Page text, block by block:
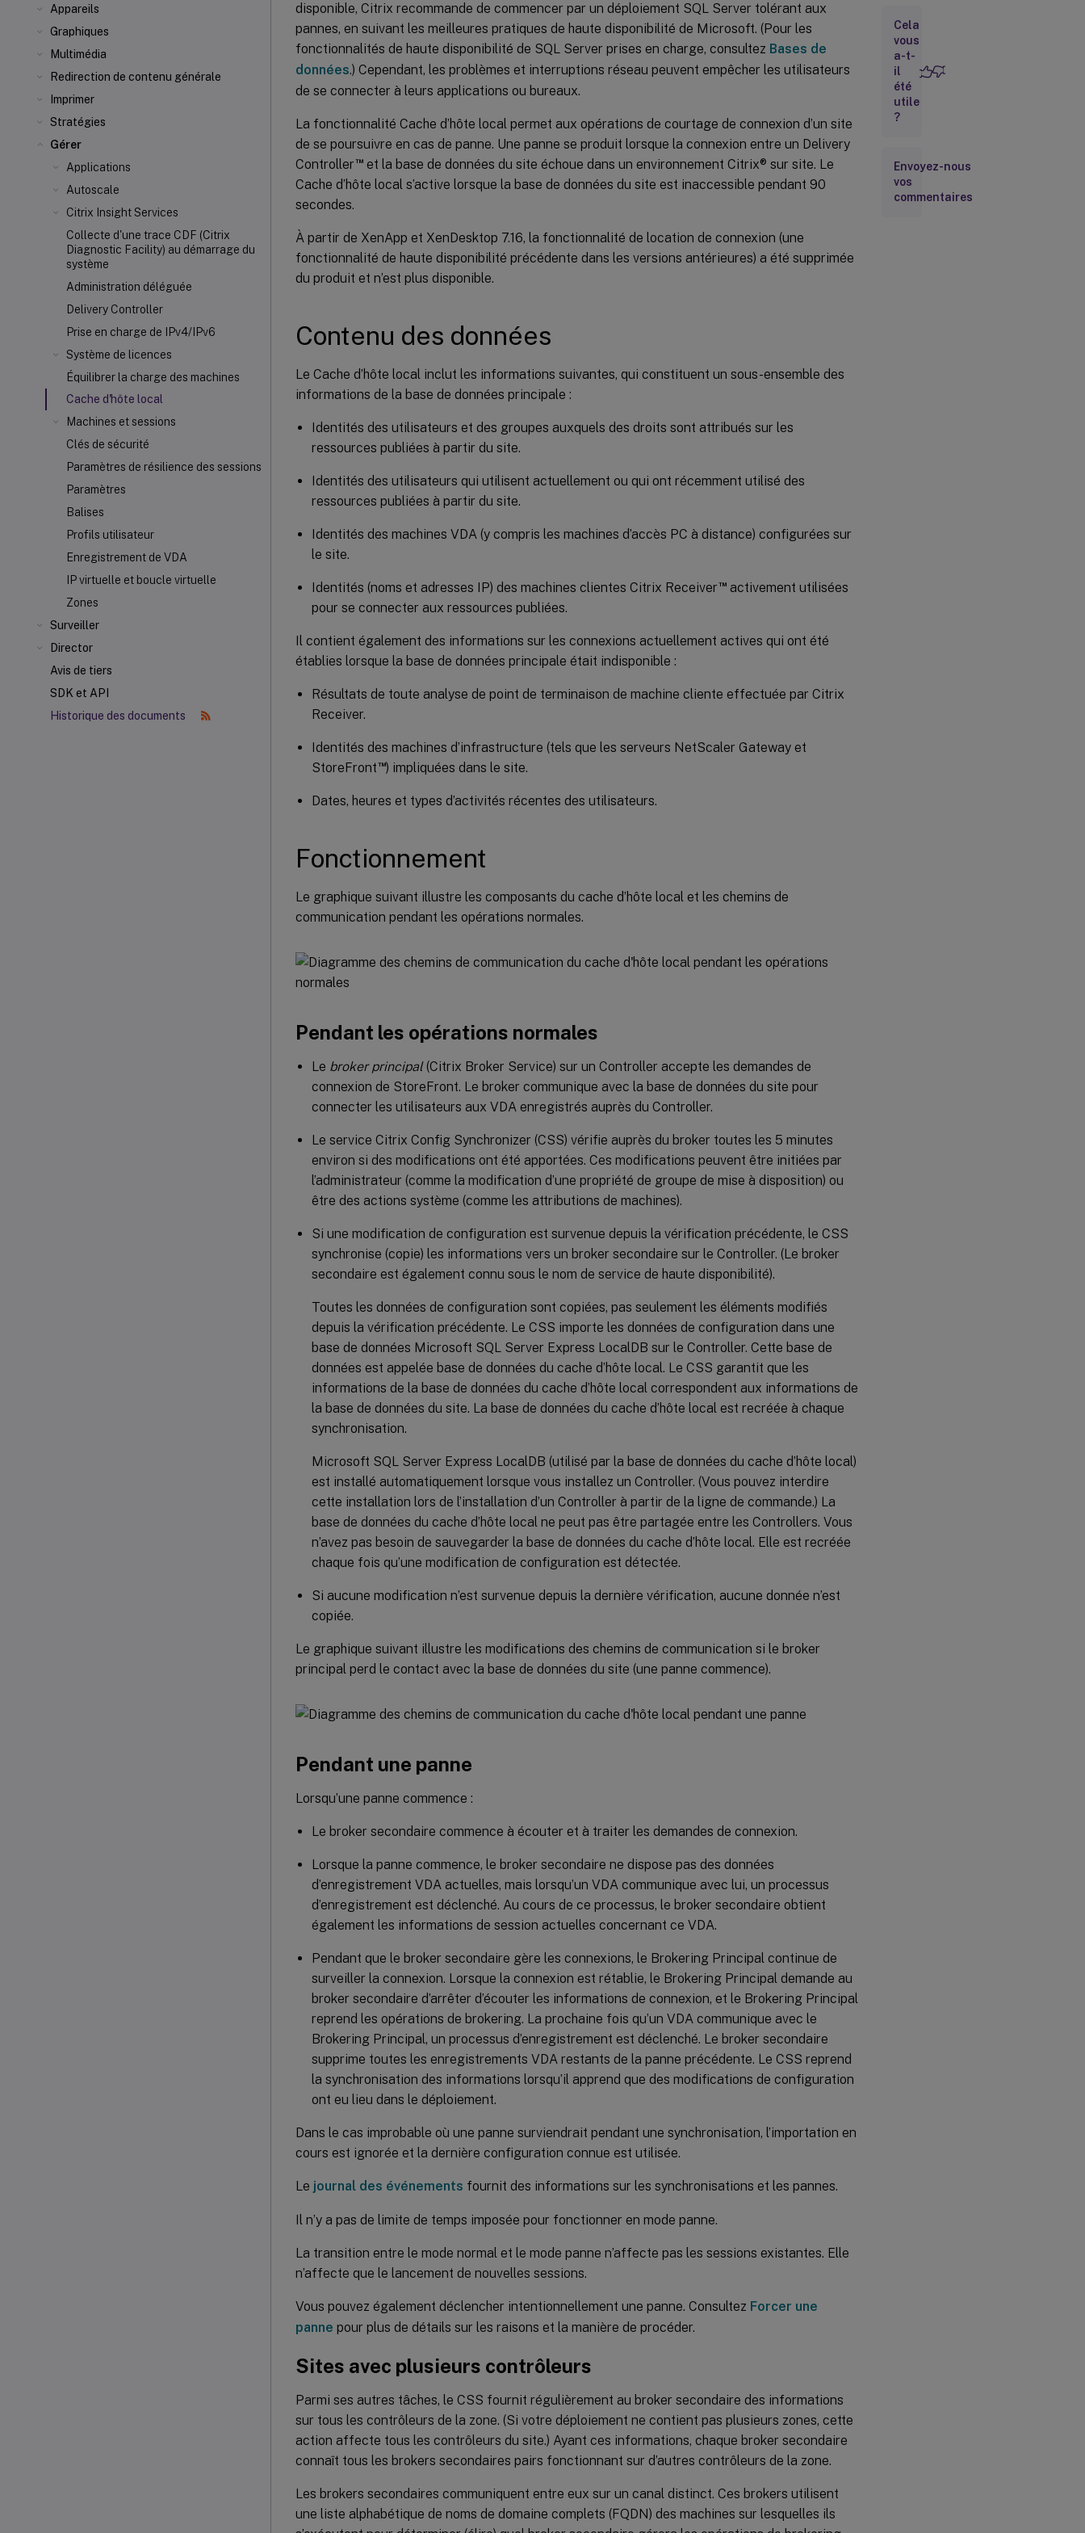
Appareils
Graphiques
Multimédia
Redirection de contenu générale
Imprimer
Stratégies
Gérer
Applications
Autoscale
Citrix Insight Services
Collecte d'une trace CDF (Citrix
Diagnostic Facility) au démarrage du
système
Administration déléguée
Delivery Controller
Prise en charge de IPv4/IPv6
Système de licences
Équilibrer la charge des machines
Cache d'hôte local
Machines et sessions
Clés de sécurité
Paramètres de résilience des sessions
Paramètres
Balises
Profils utilisateur
Enregistrement de VDA
IP virtuelle et boucle virtuelle
Zones
Surveiller
Director
Avis de tiers
SDK et API
Historique des documents
disponible, Citrix recommande de commencer par un déploiement SQL Server tolérant aux
pannes, en suivant les meilleures pratiques de haute disponibilité de Microsoft. (Pour les
fonctionnalités de haute disponibilité de SQL Server prises en charge, consultez Bases de
données.) Cependant, les problèmes et interruptions réseau peuvent empêcher les utilisateurs
de se connecter à leurs applications ou bureaux.
La fonctionnalité Cache d’hôte local permet aux opérations de courtage de connexion d’un site
de se poursuivre en cas de panne. Une panne se produit lorsque la connexion entre un Delivery
Controller™et la base de données du site échoue dans un environnement Citrix® sur site. Le
Cache d’hôte local s’active lorsque la base de données du site est inaccessible pendant 90
secondes.
À partir de XenApp et XenDesktop 7.16, la fonctionnalité de location de connexion (une
fonctionnalité de haute disponibilité précédente dans les versions antérieures) a été supprimée
du produit et n’est plus disponible.
Contenu des données
Le Cache d’hôte local inclut les informations suivantes, qui constituent un sous-ensemble des
informations de la base de données principale :
Identités des utilisateurs et des groupes auxquels des droits sont attribués sur les
ressources publiées à partir du site.
Identités des utilisateurs qui utilisent actuellement ou qui ont récemment utilisé des
ressources publiées à partir du site.
Identités des machines VDA (y compris les machines d’accès PC à distance) configurées sur
le site.
Identités (noms et adresses IP) des machines clientes Citrix Receiver™activement utilisées
pour se connecter aux ressources publiées.
Il contient également des informations sur les connexions actuellement actives qui ont été
établies lorsque la base de données principale était indisponible :
Résultats de toute analyse de point de terminaison de machine cliente effectuée par Citrix
Receiver.
Identités des machines d’infrastructure (tels que les serveurs NetScaler Gateway et
StoreFront™) impliquées dans le site.
Dates, heures et types d’activités récentes des utilisateurs.
Fonctionnement
Le graphique suivant illustre les composants du cache d’hôte local et les chemins de
communication pendant les opérations normales.
Pendant les opérations normales
Le broker principal(Citrix Broker Service) sur un Controller accepte les demandes de
connexion de StoreFront. Le broker communique avec la base de données du site pour
connecter les utilisateurs aux VDA enregistrés auprès du Controller.
Le service Citrix Config Synchronizer (CSS) vérifie auprès du broker toutes les 5 minutes
environ si des modifications ont été apportées. Ces modifications peuvent être initiées par
l’administrateur (comme la modification d’une propriété de groupe de mise à disposition) ou
être des actions système (comme les attributions de machines).
Si une modification de configuration est survenue depuis la vérification précédente, le CSS
synchronise (copie) les informations vers un broker secondaire sur le Controller. (Le broker
secondaire est également connu sous le nom de service de haute disponibilité).
Toutes les données de configuration sont copiées, pas seulement les éléments modifiés
depuis la vérification précédente. Le CSS importe les données de configuration dans une
base de données Microsoft SQL Server Express LocalDB sur le Controller. Cette base de
données est appelée base de données du cache d’hôte local. Le CSS garantit que les
informations de la base de données du cache d’hôte local correspondent aux informations de
la base de données du site. La base de données du cache d’hôte local est recréée à chaque
synchronisation.
Microsoft SQL Server Express LocalDB (utilisé par la base de données du cache d’hôte local)
est installé automatiquement lorsque vous installez un Controller. (Vous pouvez interdire
cette installation lors de l’installation d’un Controller à partir de la ligne de commande.) La
base de données du cache d’hôte local ne peut pas être partagée entre les Controllers. Vous
n’avez pas besoin de sauvegarder la base de données du cache d’hôte local. Elle est recréée
chaque fois qu’une modification de configuration est détectée.
Si aucune modification n’est survenue depuis la dernière vérification, aucune donnée n’est
copiée.
Le graphique suivant illustre les modifications des chemins de communication si le broker
principal perd le contact avec la base de données du site (une panne commence).
Pendant une panne
Lorsqu’une panne commence :
Le broker secondaire commence à écouter et à traiter les demandes de connexion.
Lorsque la panne commence, le broker secondaire ne dispose pas des données
d’enregistrement VDA actuelles, mais lorsqu’un VDA communique avec lui, un processus
d’enregistrement est déclenché. Au cours de ce processus, le broker secondaire obtient
également les informations de session actuelles concernant ce VDA.
Pendant que le broker secondaire gère les connexions, le Brokering Principal continue de
surveiller la connexion. Lorsque la connexion est rétablie, le Brokering Principal demande au
broker secondaire d’arrêter d’écouter les informations de connexion, et le Brokering Principal
reprend les opérations de brokering. La prochaine fois qu’un VDA communique avec le
Brokering Principal, un processus d’enregistrement est déclenché. Le broker secondaire
supprime toutes les enregistrements VDA restants de la panne précédente. Le CSS reprend
la synchronisation des informations lorsqu’il apprend que des modifications de configuration
ont eu lieu dans le déploiement.
Dans le cas improbable où une panne surviendrait pendant une synchronisation, l’importation en
cours est ignorée et la dernière configuration connue est utilisée.
Le journal des événements fournit des informations sur les synchronisations et les pannes.
Il n’y a pas de limite de temps imposée pour fonctionner en mode panne.
La transition entre le mode normal et le mode panne n’affecte pas les sessions existantes. Elle
n’affecte que le lancement de nouvelles sessions.
Vous pouvez également déclencher intentionnellement une panne. Consultez Forcer une
panne pour plus de détails sur les raisons et la manière de procéder.
Sites avec plusieurs contrôleurs
Parmi ses autres tâches, le CSS fournit régulièrement au broker secondaire des informations
sur tous les contrôleurs de la zone. (Si votre déploiement ne contient pas plusieurs zones, cette
action affecte tous les contrôleurs du site.) Ayant ces informations, chaque broker secondaire
connaît tous les brokers secondaires pairs fonctionnant sur d’autres contrôleurs de la zone.
Les brokers secondaires communiquent entre eux sur un canal distinct. Ces brokers utilisent
une liste alphabétique de noms de domaine complets (FQDN) des machines sur lesquelles ils
une panne,
et autres
différences
Prise en
charge des
applications
Gérer
le
Cela
vous
a-t-
il
été
utile
?
Envoyez-nous
vos
commentaires